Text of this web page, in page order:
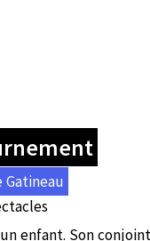
Gatineau
enfant. Son